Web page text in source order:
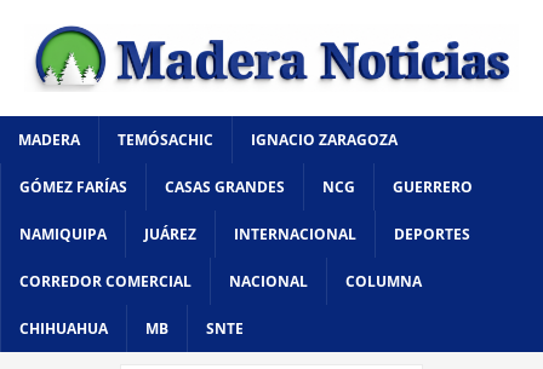
MADERA TEMÓSACHIC IGNACIO ZARAGOZA
GÓMEZ FARÍAS CASAS GRANDES NCG GUERRERO
NAMIQUIPA JUÁREZ INTERNACIONAL DEPORTES
CORREDOR COMERCIAL NACIONAL COLUMNA
CHIHUAHUA MB SNTE